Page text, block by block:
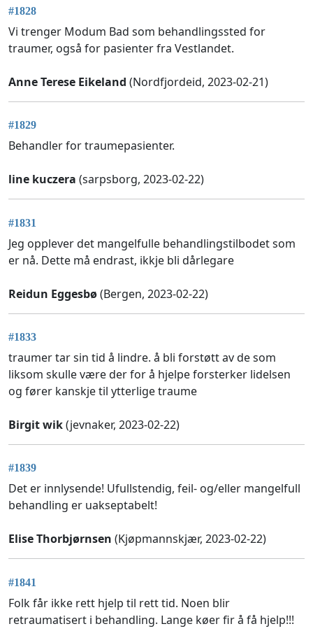
#1828
Vi trenger Modum Bad som behandlingssted for
traumer, også for pasienter fra Vestlandet.
Anne Terese Eikeland (Nordfjordeid, 2023-02-21)
#1829
Behandler for traumepasienter.
line kuczera (sarpsborg, 2023-02-22)
#1831
Jeg opplever det mangelfulle behandlingstilbodet som
er nå. Dette må endrast, ikkje bli dårlegare
Reidun Eggesbø(Bergen, 2023-02-22)
#1833
traumer tar sin tid å lindre. å bli forstøtt av de som
liksom skulle være der for å hjelpe forsterker lidelsen
og fører kanskje til ytterlige traume
Birgit wik(jevnaker, 2023-02-22)
#1839
Det er innlysende! Ufullstendig, feil- og/eller mangelfull
behandling er uakseptabelt!
Elise Thorbjørnsen (Kjøpmannskjær, 2023-02-22)
#1841
Folk får ikke rett hjelp til rett tid. Noen blir
retraumatisert i behandling. Lange køer fir å få hjelp!!!